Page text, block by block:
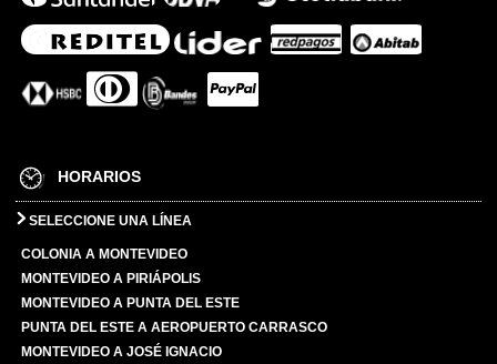
HORARIOS
SELECCIONE UNA LÍNEA
COLONIA A MONTEVIDEO
MONTEVIDEO A PIRIÁPOLIS
MONTEVIDEO A PUNTA DEL ESTE
PUNTA DEL ESTE A AEROPUERTO CARRASCO
MONTEVIDEO A JOSÉ IGNACIO